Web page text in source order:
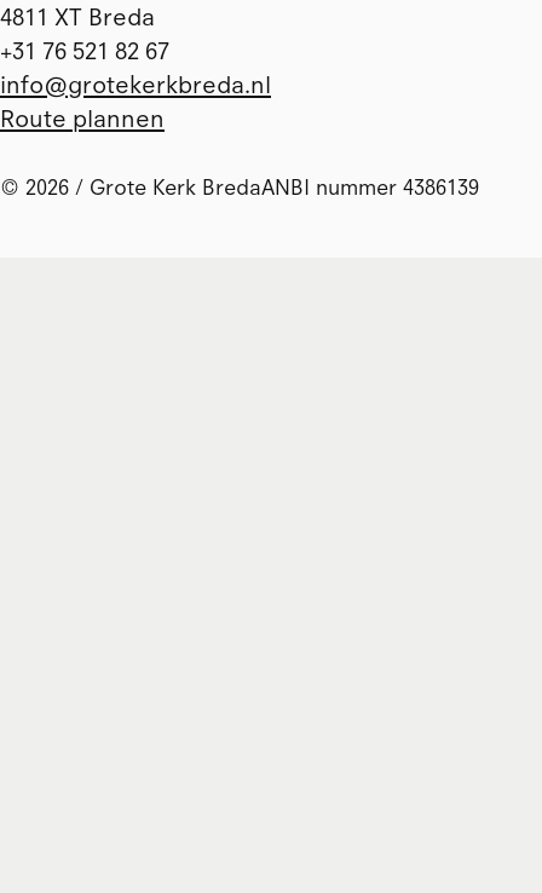
4811 XT Breda
+31 76 521 82 67
info@grotekerkbreda.nl
Route plannen
© 2026 / Grote Kerk BredaANBI nummer 4386139